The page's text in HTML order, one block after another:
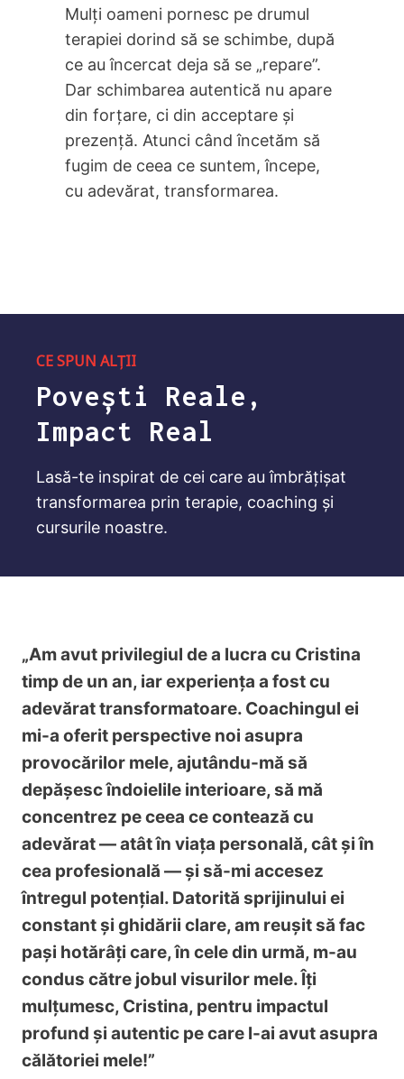
Mulți oameni pornesc pe drumul
terapiei dorind să se schimbe, după
ce au încercat deja să se „repare”.
Dar schimbarea autentică nu apare
din forțare, ci din acceptare și
prezență. Atunci când încetăm să
fugim de ceea ce suntem, începe,
cu adevărat, transformarea.
CE SPUN ALȚII
Povești Reale,
Impact Real
Lasă-te inspirat de cei care au îmbrățișat
transformarea prin terapie, coaching și
cursurile noastre.
„Am avut privilegiul de a lucra cu Cristina
timp de un an, iar experiența a fost cu
adevărat transformatoare. Coachingul ei
mi-a oferit perspective noi asupra
provocărilor mele, ajutându-mă să
depășesc îndoielile interioare, să mă
concentrez pe ceea ce contează cu
adevărat — atât în viața personală, cât și în
cea profesională — și să-mi accesez
întregul potențial. Datorită sprijinului ei
constant și ghidării clare, am reușit să fac
pași hotărâți care, în cele din urmă, m-au
condus către jobul visurilor mele. Îți
mulțumesc, Cristina, pentru impactul
profund și autentic pe care l-ai avut asupra
călătoriei mele!”